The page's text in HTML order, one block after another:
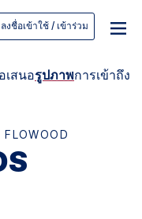
ลงชื่อเข้าใช้ / เข้าร่วม
เสนอรูปภาพการเข้าถึง
FLOWOOD